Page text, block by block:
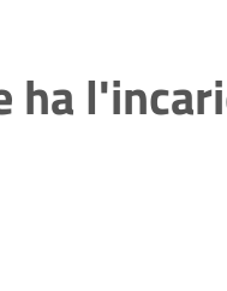
ha